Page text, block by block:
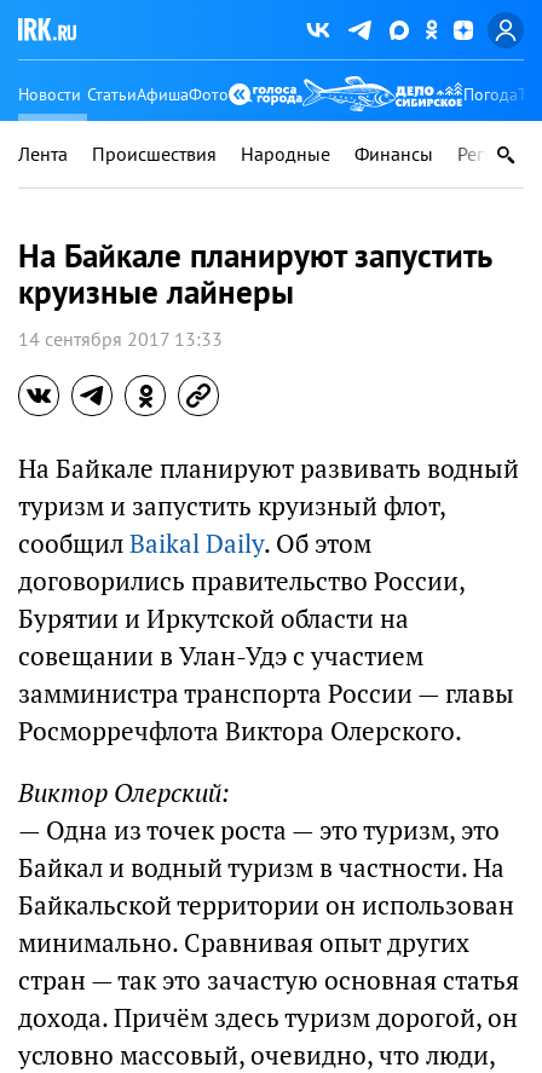
Новости СтатьиАфишаФото Погода
Лента Происшествия Народные Финансы Регионы
На Байкале планируют запустить
круизные лайнеры
14 сентября 2017 13:33
На Байкале планируют развивать водный
туризм и запустить круизный флот,
сообщилBaikal Daily. Об этом
договорились правительство России,
Бурятии и Иркутской области на
совещании в Улан-Удэ с участием
замминистра транспорта России — главы
Росморречфлота Виктора Олерского.
Виктор Олерский:
— Одна из точек роста — это туризм, это
Байкал и водный туризм в частности. На
Байкальской территории он использован
минимально. Сравнивая опыт других
стран — так это зачастую основная статья
дохода. Причём здесь туризм дорогой, он
условно массовый, очевидно, что люди,